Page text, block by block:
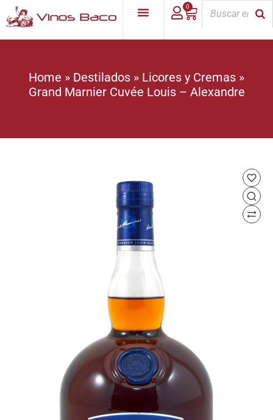
0
Home » Destilados » Licores y Cremas »
Grand Marnier Cuvée Louis – Alexandre